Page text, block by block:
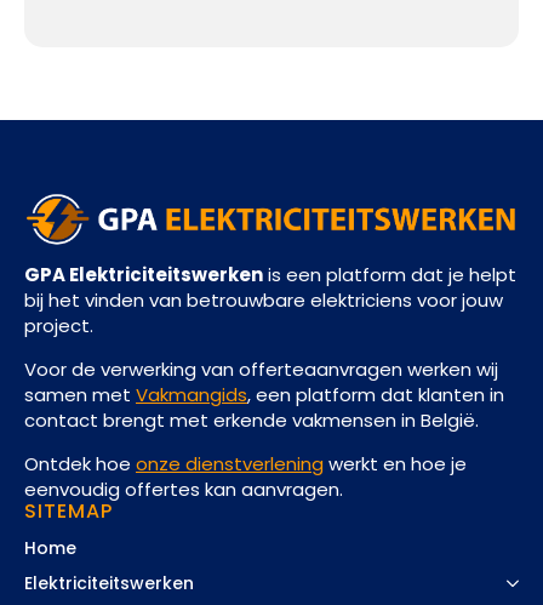
GPA Elektriciteitswerkenis een platform dat je helpt
bij het vinden van betrouwbare elektriciens voor jouw
project.
Voor de verwerking van offerteaanvragen werken wij
samen met Vakmangids, een platform dat klanten in
contact brengt met erkende vakmensen in België.
Ontdek hoe onze dienstverleningwerkt en hoe je
eenvoudig offertes kan aanvragen.
SITEMAP
Home
Elektriciteitswerken